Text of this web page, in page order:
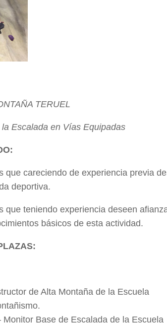
TERUEL
Escalada en Vías Equipadas
que careciendo de experiencia previa
deportiva.
que teniendo experiencia deseen
básicos de esta actividad.
de Alta Montaña de la Escuela
Monitor Base de Escalada de la Escuela